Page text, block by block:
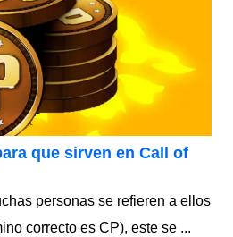
que sirven en Call of
personas se refieren a ellos
correcto es CP), este se ...